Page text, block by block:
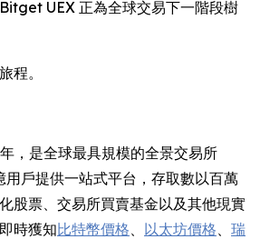
UEX 正為全球交易下一階段樹
程。
，是全球最具規模的全景交易所
用戶提供一站式平台，存取數以百萬
股票、交易所買賣基金以及其他現實
時獲知比特幣價格 以太坊價格
瑞